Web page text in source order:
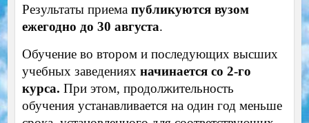
Результаты приема публикуются вузом
ежегодно до 30 августа.
Обучение во втором и последующих высших
учебных заведениях начинается со 2-го
курса. При этом, продолжительность
обучения устанавливается на один год меньше